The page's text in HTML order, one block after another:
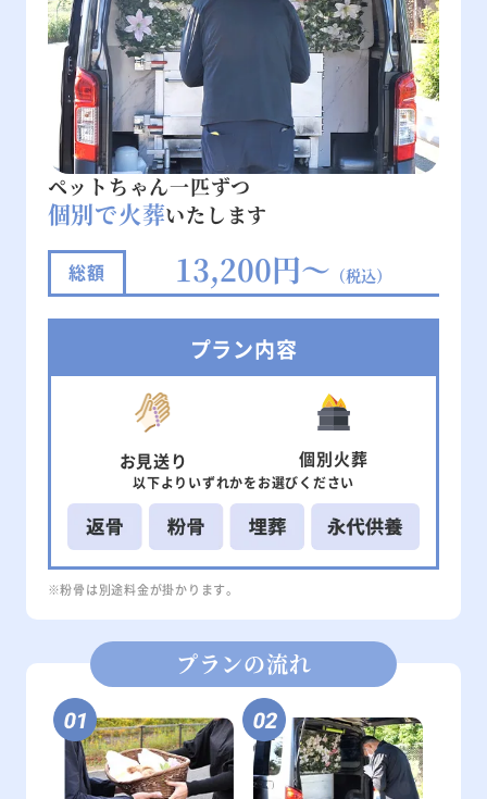
ペットちゃん一匹ずつ
個別で火葬いたします
総額 13,200円～ （税込）
プラン内容
お見送り 個別火葬
以下より いずれかをお選びください
※粉骨は別途料金が掛かります。
プランの流れ